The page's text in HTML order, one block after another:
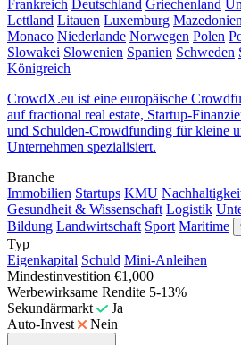
Frankreich Deutschland Griechenland
Lettland Litauen Luxemburg Mazedonien
Monaco Niederlande Norwegen Polen
Slowakei Slowenien Spanien Schweden
Königreich
CrowdX.eu ist eine europäische
auf fractional real estate, Startup-
und Schulden-Crowdfunding für kleine
Unternehmen spezialisiert.
Branche
Immobilien Startups KMU
Gesundheit & Wissenschaft Logistik
Bildung Landwirtschaft Sport Maritime
Typ
Eigenkapital Schuld Mini-Anleihen
Mindestinvestition €1,000
Werbewirksame Rendite 5-13%
Sekundärmarkt
Ja
Auto-Invest
Nein